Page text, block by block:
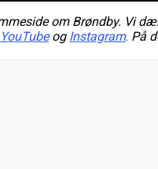
om Brøndby. Vi
YouTubeog Instagram. På